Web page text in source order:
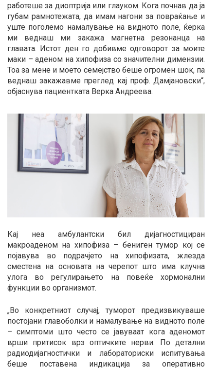
работеше за диоптрија или глауком. Кога почнав да ја
губам рамнотежата, да имам нагони за повраќање и
уште поголемо намалување на видното поле, ќерка
ми веднаш ми закажа магнетна резонанца на
главата. Истот ден го добивме одговорот за моите
маки – аденом на хипофиза со значителни димензии.
Тоа за мене и моето семејство беше огромен шок, па
веднаш закажавме преглед кај проф. Дамјановски“,
објаснува пациентката Верка Андреева.
Кај неа амбулантски бил дијагностициран
макроаденом на хипофиза – бениген тумор кој се
појавува во подрачјето на хипофизата, жлезда
сместена на основата на черепот што има клучна
улога во регулирањето на повеќе хормонални
функции во организмот.
„Во конкретниот случај, туморот предизвикуваше
постојани главоболки и намалување на видното поле
– симптоми што често се јавуваат кога аденомот
врши притисок врз оптичките нерви. По детални
радиодијагностички и лабораториски испитувања
беше поставена индикација за оперативно